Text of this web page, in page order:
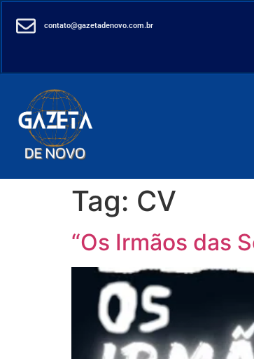
contato@gazetadenovo.com.br
Tag: CV
“Os Irmãos das